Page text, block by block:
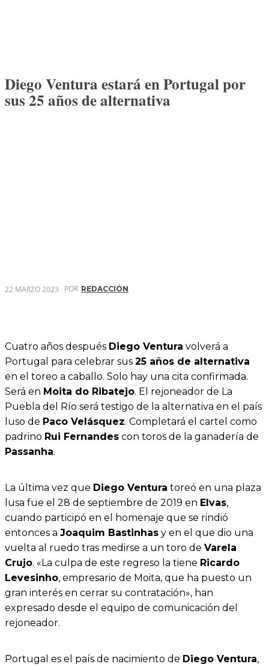
Diego Ventura estará en Portugal por
sus 25 años de alternativa
22 MARZO 2023 POR REDACCIÓN
Cuatro años después Diego Ventura volverá a
Portugal para celebrar sus 25 años de alternativa
en el toreo a caballo. Solo hay una cita confirmada.
Será en Moita do Ribatejo. El rejoneador de La
Puebla del Río será testigo de la alternativa en el país
luso de Paco Velásquez. Completará el cartel como
padrino Rui Fernandes con toros de la ganadería de
Passanha.
La última vez que Diego Ventura toreó en una plaza
lusa fue el 28 de septiembre de 2019 en Elvas,
cuando participó en el homenaje que se rindió
entonces a Joaquim Bastinhas y en el que dio una
vuelta al ruedo tras medirse a un toro de Varela
Crujo. «La culpa de este regreso la tiene Ricardo
Levesinho, empresario de Moita, que ha puesto un
gran interés en cerrar su contratación», han
expresado desde el equipo de comunicación del
rejoneador.
Portugal es el país de nacimiento de Diego Ventura,